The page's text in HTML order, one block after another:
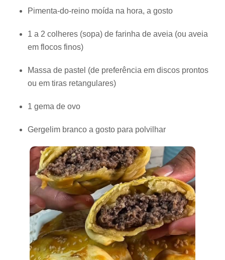
Pimenta-do-reino moída na hora, a gosto
1 a 2 colheres (sopa) de farinha de aveia (ou aveia
em flocos finos)
Massa de pastel (de preferência em discos prontos
ou em tiras retangulares)
1 gema de ovo
Gergelim branco a gosto para polvilhar